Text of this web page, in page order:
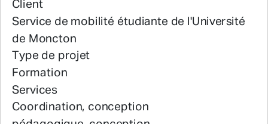
Client
Service de mobilité étudiante de l'Université
de Moncton
Type de projet
Formation
Services
Coordination, conception